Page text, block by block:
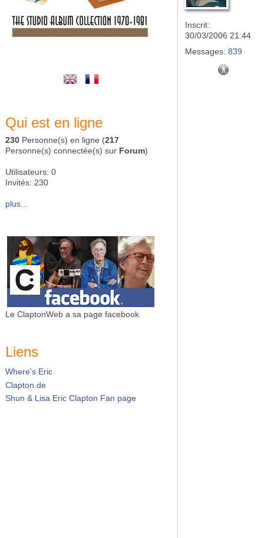
Qui est en ligne
230 Personne(s) en ligne (217
Personne(s) connectée(s) sur Forum)
Utilisateurs: 0
Invités: 230
plus...
Le ClaptonWeb a sa page facebook
Liens
Where's Eric
Clapton.de
Shun & Lisa Eric Clapton Fan page
Inscrit:
30/03/2006 21:44
Messages: 839